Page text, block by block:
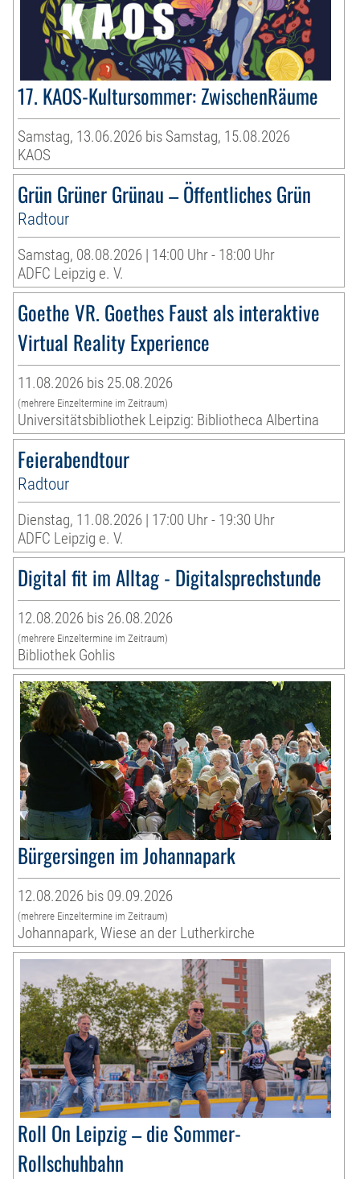
17. KAOS-Kultursommer: ZwischenRäume
Samstag, 13.06.2026 bis Samstag, 15.08.2026
KAOS
Grün Grüner Grünau – Öffentliches Grün
Radtour
Samstag, 08.08.2026 | 14:00 Uhr - 18:00 Uhr
ADFC Leipzig e. V.
Goethe VR. Goethes Faust als interaktive
Virtual Reality Experience
11.08.2026 bis 25.08.2026
(mehrere Einzeltermine im Zeitraum)
Universitätsbibliothek Leipzig: Bibliotheca Albertina
Feierabendtour
Radtour
Dienstag, 11.08.2026 | 17:00 Uhr - 19:30 Uhr
ADFC Leipzig e. V.
Digital fit im Alltag - Digitalsprechstunde
12.08.2026 bis 26.08.2026
(mehrere Einzeltermine im Zeitraum)
Bibliothek Gohlis
Bürgersingen im Johannapark
12.08.2026 bis 09.09.2026
(mehrere Einzeltermine im Zeitraum)
Johannapark, Wiese an der Lutherkirche
Roll On Leipzig – die Sommer-
Rollschuhbahn